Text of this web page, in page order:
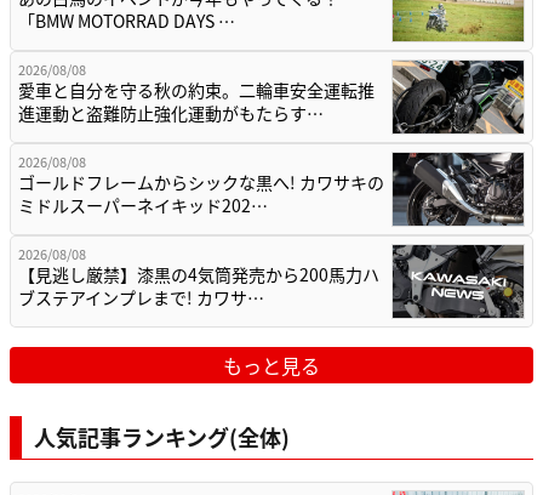
「BMW MOTORRAD DAYS …
2026/08/08
愛車と自分を守る秋の約束。二輪車安全運転推
進運動と盗難防止強化運動がもたらす…
2026/08/08
ゴールドフレームからシックな黒へ! カワサキの
ミドルスーパーネイキッド202…
2026/08/08
【見逃し厳禁】漆黒の4気筒発売から200馬力ハ
ブステアインプレまで! カワサ…
もっと見る
人気記事ランキング(全体)